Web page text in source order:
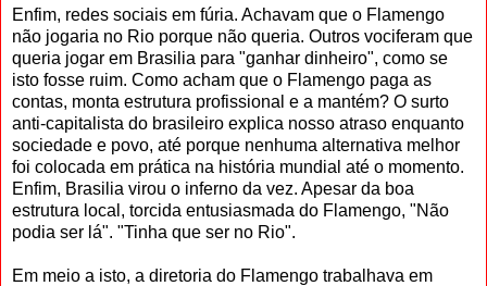
Enfim, redes sociais em fúria. Achavam que o Flamengo
não jogaria no Rio porque não queria. Outros vociferam que
queria jogar em Brasilia para "ganhar dinheiro", como se
isto fosse ruim. Como acham que o Flamengo paga as
contas, monta estrutura profissional e a mantém? O surto
anti-capitalista do brasileiro explica nosso atraso enquanto
sociedade e povo, até porque nenhuma alternativa melhor
foi colocada em prática na história mundial até o momento.
Enfim, Brasilia virou o inferno da vez. Apesar da boa
estrutura local, torcida entusiasmada do Flamengo, "Não
podia ser lá". "Tinha que ser no Rio".
Em meio a isto, a diretoria do Flamengo trabalhava em